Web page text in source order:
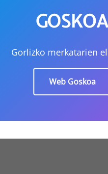
GOSKOA
Gorlizko merkatarien
Web Goskoa